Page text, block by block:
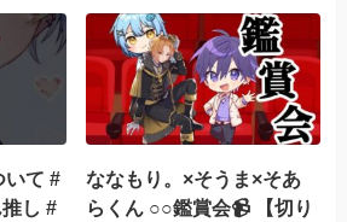
いて #
し #
ななもり。×そうま×そあ
らくん ○○鑑賞会📹 【切り